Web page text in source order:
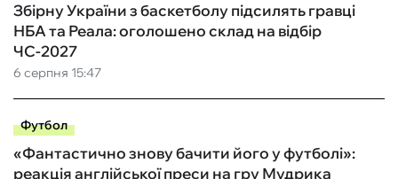
6 серпня 15:47
Збірну України з баскетболу підсилять гравці
НБА та Реала: оголошено склад на відбір
ЧС-2027
Футбол
«Фантастично знову бачити його у футболі»:
реакція англійської преси на гру Мудрика